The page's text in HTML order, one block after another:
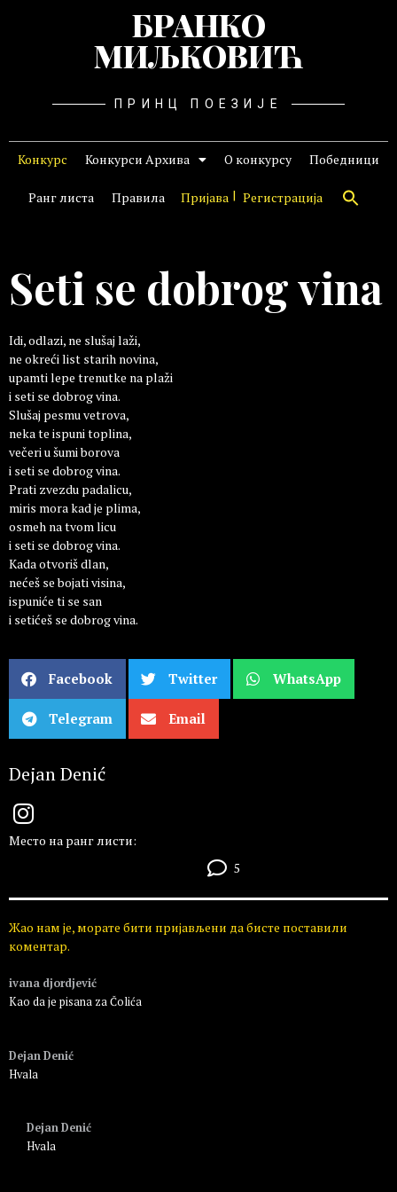
БРАНКО
МИЉКОВИЋ
ПРИНЦ ПОЕЗИЈЕ
Конкурс Конкурси Архива О конкурсу Победници
Ранг листа Правила Пријава Регистрација
Seti se dobrog vina
Idi, odlazi, ne slušaj laži,
ne okreći list starih novina,
upamti lepe trenutke na plaži
i seti se dobrog vina.
Slušaj pesmu vetrova,
neka te ispuni toplina,
večeri u šumi borova
i seti se dobrog vina.
Prati zvezdu padalicu,
miris mora kad je plima,
osmeh na tvom licu
i seti se dobrog vina.
Kada otvoriš dlan,
nećeš se bojati visina,
ispuniće ti se san
i setićeš se dobrog vina.
Facebook Twitter WhatsApp
Telegram Email
Dejan Denić
Место на ранг листи:
5
Жао нам је, морате бити пријављени да бисте поставили
коментар.
ivana djordjević
Kao da je pisana za Čolića
Dejan Denić
Hvala
Dejan Denić
Hvala